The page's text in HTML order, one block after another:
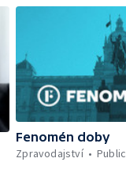
Fenomén doby
Zpravodajství